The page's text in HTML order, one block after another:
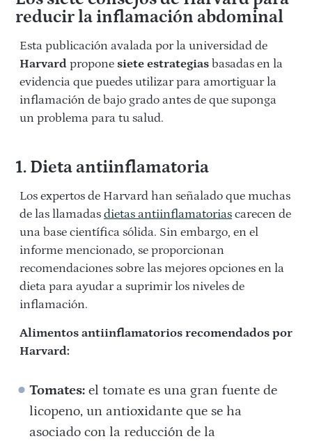
reducir la inflamación abdominal
Esta publicación avalada por la universidad de
Harvard propone siete estrategias basadas en la
evidencia que puedes utilizar para amortiguar la
inflamación de bajo grado antes de que suponga
un problema para tu salud.
1. Dieta antiinflamatoria
Los expertos de Harvard han señalado que muchas
de las llamadas dietas antiinflamatorias carecen de
una base científica sólida. Sin embargo, en el
informe mencionado, se proporcionan
recomendaciones sobre las mejores opciones en la
dieta para ayudar a suprimir los niveles de
inflamación.
Alimentos antiinflamatorios recomendados por
Harvard:
Tomates: el tomate es una gran fuente de
licopeno, un antioxidante que se ha
asociado con la reducción de la